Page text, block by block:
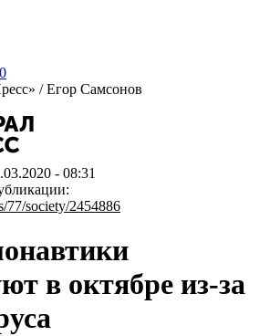
0
/Егор Самсонов
- 08:31
77/society/2454886
в октябре из-за